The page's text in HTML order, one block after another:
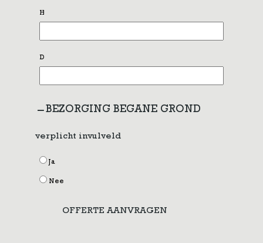
H
D
BEZORGING BEGANE GROND
verplicht invulveld
Ja
Nee
OFFERTE AANVRAGEN